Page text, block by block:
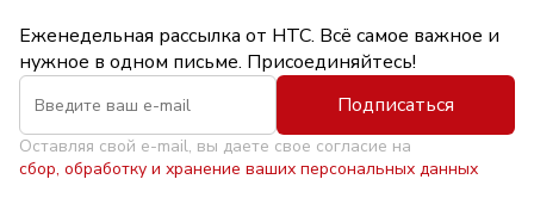
Еженедельная рассылка от НТС. Всё самое важное и
нужное в одном письме. Присоединяйтесь!
Подписаться
Оставляя свой e-mail, вы даете свое согласие на
сбор, обработку и хранение ваших персональных данных